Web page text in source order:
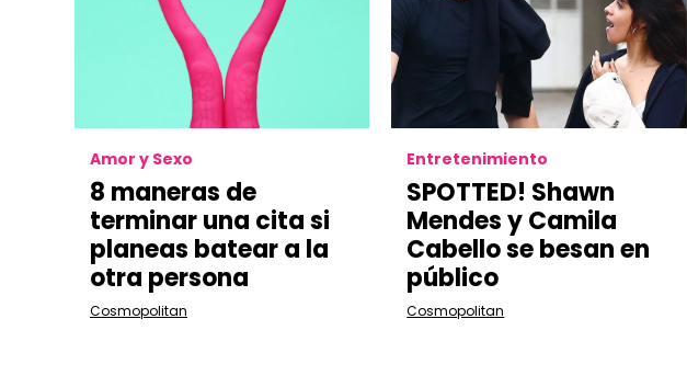
Amor y Sexo
8 maneras de
terminar una cita si
planeas batear a la
otra persona
Cosmopolitan
Entretenimiento
SPOTTED! Shawn
Mendes y Camila
Cabello se besan en
público
Cosmopolitan